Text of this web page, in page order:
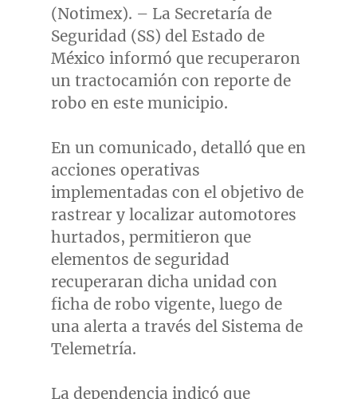
(Notimex). – La Secretaría de
Seguridad (SS) del Estado de
México informó que recuperaron
un tractocamión con reporte de
robo en este municipio.
En un comunicado, detalló que en
acciones operativas
implementadas con el objetivo de
rastrear y localizar automotores
hurtados, permitieron que
elementos de seguridad
recuperaran dicha unidad con
ficha de robo vigente, luego de
una alerta a través del Sistema de
Telemetría.
La dependencia indicó que